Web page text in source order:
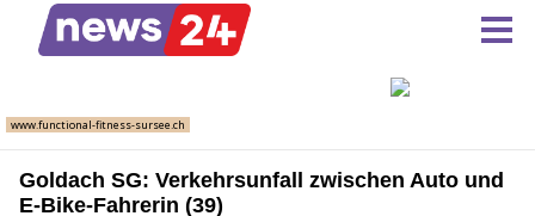
Goldach SG: Verkehrsunfall zwischen Auto und
E-Bike-Fahrerin (39)